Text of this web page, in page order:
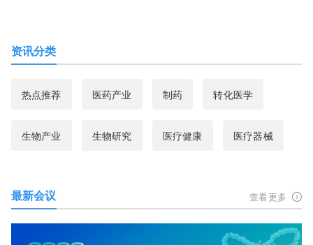
资讯分类
热点推荐 医药产业 制药 转化医学
生物产业 生物研究 医疗健康 医疗器械
最新会议 查看更多